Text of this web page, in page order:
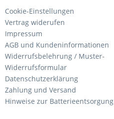
Cookie-Einstellungen
Vertrag widerufen
Impressum
AGB und Kundeninformationen
Widerrufsbelehrung / Muster-
Widerrufsformular
Datenschutzerklärung
Zahlung und Versand
Hinweise zur Batterieentsorgung